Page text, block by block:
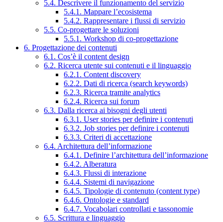
5.4. Descrivere il funzionamento del servizio
5.4.1. Mappare l’ecosistema
5.4.2. Rappresentare i flussi di servizio
5.5. Co-progettare le soluzioni
5.5.1. Workshop di co-progettazione
6. Progettazione dei contenuti
6.1. Cos’è il content design
6.2. Ricerca utente sui contenuti e il linguaggio
6.2.1. Content discovery
6.2.2. Dati di ricerca (search keywords)
6.2.3. Ricerca tramite analytics
6.2.4. Ricerca sui forum
6.3. Dalla ricerca ai bisogni degli utenti
6.3.1. User stories per definire i contenuti
6.3.2. Job stories per definire i contenuti
6.3.3. Criteri di accettazione
6.4. Architettura dell’informazione
6.4.1. Definire l’architettura dell’informazione
6.4.2. Alberatura
6.4.3. Flussi di interazione
6.4.4. Sistemi di navigazione
6.4.5. Tipologie di contenuto (content type)
6.4.6. Ontologie e standard
6.4.7. Vocabolari controllati e tassonomie
6.5. Scrittura e linguaggio